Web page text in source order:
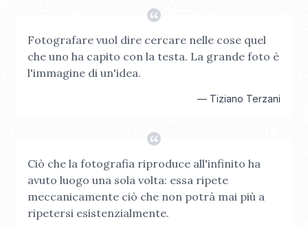
Fotografare vuol dire cercare nelle cose quel
che uno ha capito con la testa. La grande foto è
l'immagine di un'idea.
— Tiziano Terzani
Ciò che la fotografia riproduce all'infinito ha
avuto luogo una sola volta: essa ripete
meccanicamente ciò che non potrà mai più a
ripetersi esistenzialmente.